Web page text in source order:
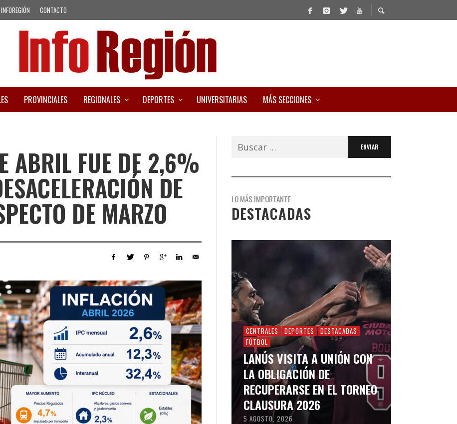
CONTACTO
PROVINCIALES REGIONALES DEPORTES UNIVERSITARIAS MÁS SECCIONES
ABRIL FUE DE 2,6%
DE
DE MARZO
Buscar:
LO MÁS IMPORTANTE
DESTACADAS
CENTRALES DEPORTES
DESTACADAS
FÚTBOL
LANÚS VISITA A UNIÓN CON
LA OBLIGACIÓN DE
RECUPERARSE EN EL TORNEO
CLAUSURA 2026
5 AGOSTO, 2026